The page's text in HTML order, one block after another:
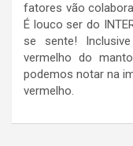
fatores vão
É louco ser do
se sente!
vermelho do
podemos notar na
vermelho.